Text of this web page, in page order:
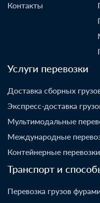
Контакты
Услуги перевозки
Доставка сборных
Экспресс-доставка
Мультимодальные
Международные
Контейнерные перевозки
Транспорт и
Перевозка грузов